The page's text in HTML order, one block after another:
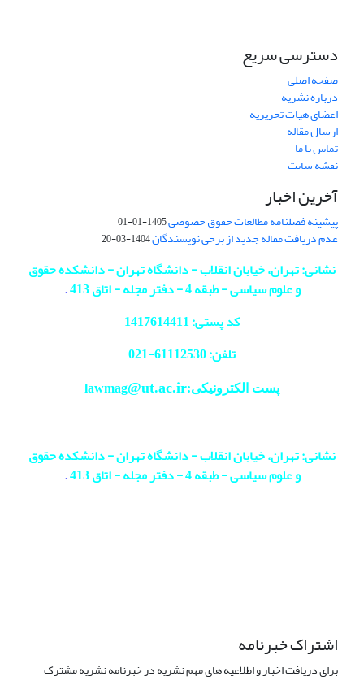
دسترسی سریع
صفحه اصلی
درباره نشریه
اعضای هیات تحریریه
ارسال مقاله
تماس با ما
نقشه سایت
آخرین اخبار
پیشینه فصلنامه مطالعات حقوق خصوصی1405-01-01
عدم دریافت مقاله جدید از برخی نویسندگان1404-03-20
نشانی: تهران، خیابان انقلاب - دانشگاه تهران - دانشکده حقوق
و علوم سیاسی - طبقه 4 - دفتر مجله - اتاق 413
.
کد پستی: 1417614411
تلفن: 61112530-
021
پست الکترونیکی:lawmag@ut.ac.ir
نشانی: تهران، خیابان انقلاب - دانشگاه تهران - دانشکده حقوق
و علوم سیاسی - طبقه 4 - دفتر مجله - اتاق 413
.
اشتراک خبرنامه
برای دریافت اخبار و اطلاعیه های مهم نشریه در خبرنامه نشریه مشترک